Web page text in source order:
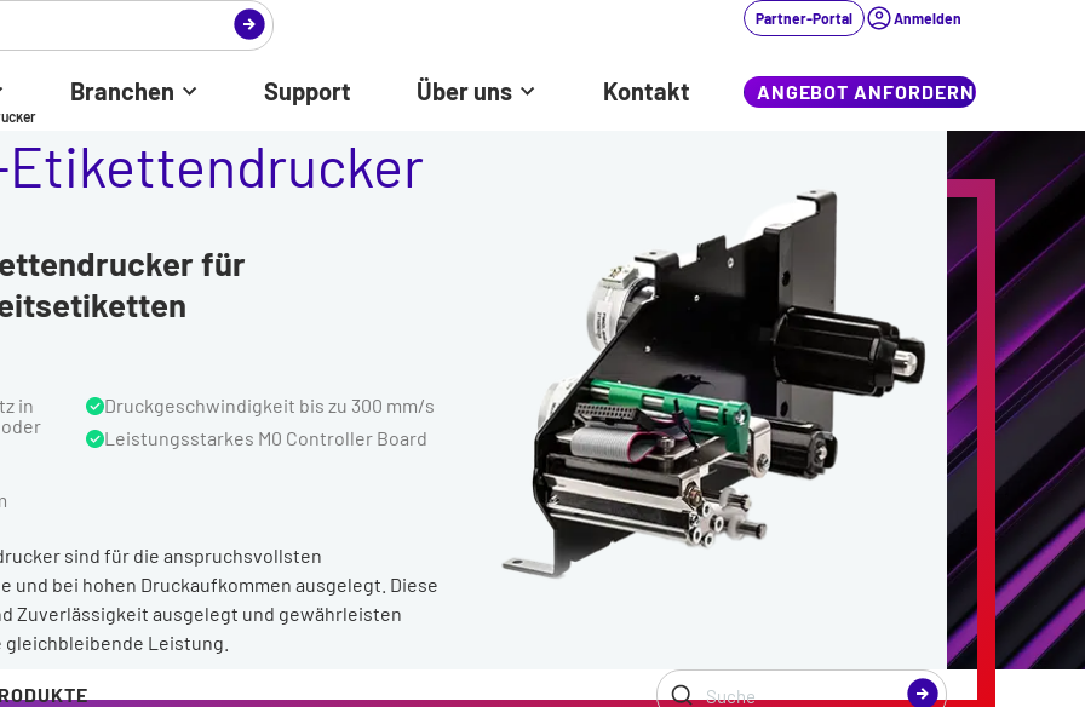
Partner-Portal Anmelden
Branchen Support Über uns Kontakt ANGEBOT ANFORDERN
für
in
Druckgeschwindigkeit bis zu 300 mm/s
Leistungsstarkes M0 Controller Board
sind für die anspruchsvollsten
bei hohen Druckaufkommen ausgelegt. Diese
Zuverlässigkeit ausgelegt und gewährleisten
Leistung.